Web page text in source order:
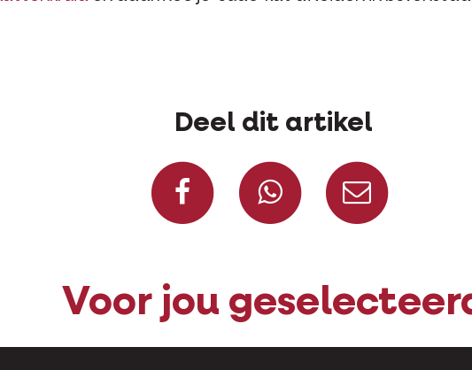
Deel dit artikel
Deel op Facebook
Deel via
Voor jou